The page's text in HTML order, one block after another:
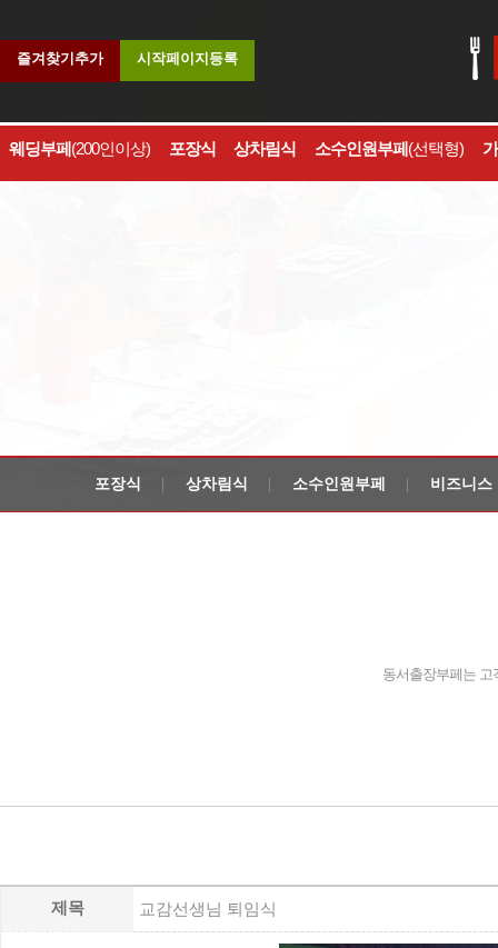
즐겨찾기추가 시작페이지등록
웨딩부페(200인이상) 포장식 상차림식 소수인원부페(선택형)
포장식 상차림식 소수인원부페 비즈니스
동서출장부페는 고
제목 교감선생님 퇴임식